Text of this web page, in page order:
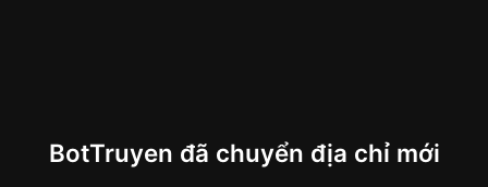
BotTruyen đã chuyển địa chỉ mới